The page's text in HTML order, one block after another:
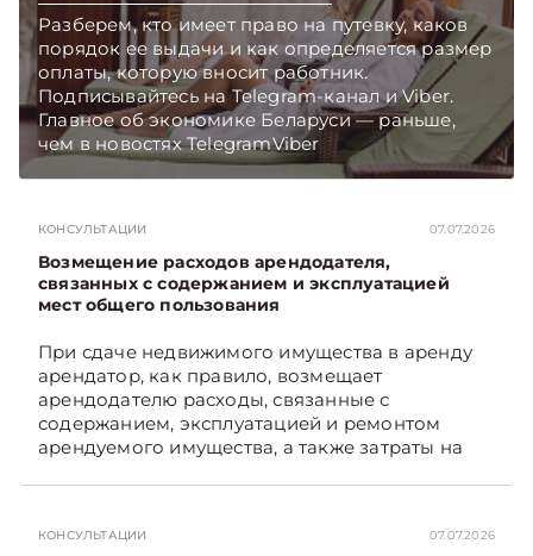
Разберем, кто имеет право на путевку, каков
порядок ее выдачи и как определяется размер
оплаты, которую вносит работник.
Подписывайтесь на Telegram‑канал и Viber.
Главное об экономике Беларуси — раньше,
чем в новостях TelegramViber
КОНСУЛЬТАЦИИ 07.07.2026
Возмещение расходов арендодателя,
связанных с содержанием и эксплуатацией
мест общего пользования
При сдаче недвижимого имущества в аренду
арендатор, как правило, возмещает
арендодателю расходы, связанные с
содержанием, эксплуатацией и ремонтом
арендуемого имущества, а также затраты на
связанных с содержанием и эксплуатацией
КОНСУЛЬТАЦИИ 07.07.2026